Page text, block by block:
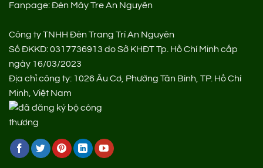
Fanpage:Đèn Mây Tre An Nguyên
Công ty TNHH Đèn Trang Trí An Nguyên
Số ĐKKD: 0317736913 do Sở KHĐT Tp. Hồ Chí Minh cấp
ngày 16/03/2023
Địa chỉ công ty: 1026 Âu Cơ, Phường Tân Bình, TP. Hồ Chí
Minh, Việt Nam